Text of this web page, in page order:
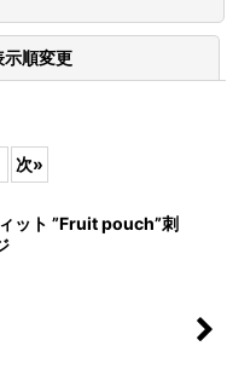
示順変更
次»
ット ”Fruit pouch”刺